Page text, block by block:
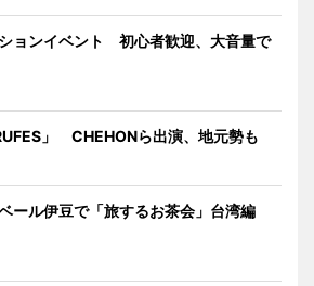
ョンイベント 初心者歓迎、大音量で
」 CHEHONら出演、地元勢も
ール伊豆で「旅するお茶会」台湾編